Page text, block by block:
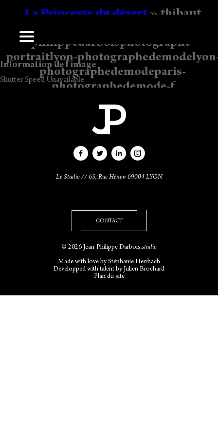
La Princesse du désert» thibaut
philippedarboisphotographe-
portraitlyon-
photographedemodeparis-
photographedemode-f
parJean-Philippe Darbois
Les commentaires sont fermés.
Information de l'image
Shutter Speed Unavailable
Le Studio // 65, Rue Hénon 69004 LYON
CONTACT
© 2026 Jean-Philippe Darbois.studio
Made with love byStéphanie Herrbach
Developped with talent by Julien Brochard
Plan du site